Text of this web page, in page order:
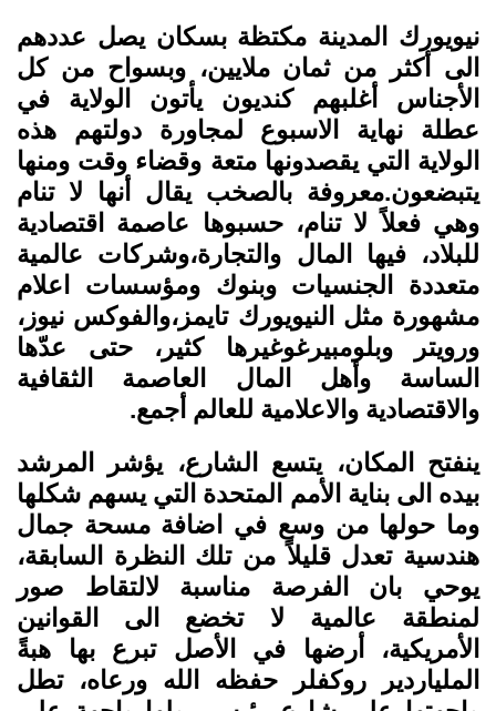
نيويورك المدينة مكتظة بسكان يصل عددهم
الى أكثر من ثمان ملايين، وبسواح من كل
الأجناس أغلبهم كنديون يأتون الولاية في
عطلة نهاية الاسبوع لمجاورة دولتهم هذه
الولاية التي يقصدونها متعة وقضاء وقت ومنها
يتبضعون.معروفة بالصخب يقال أنها لا تنام
وهي فعلاً لا تنام، حسبوها عاصمة اقتصادية
للبلاد، فيها المال والتجارة،وشركات عالمية
متعددة الجنسيات وبنوك ومؤسسات اعلام
مشهورة مثل النيويورك تايمز،والفوكس نيوز،
ورويتر وبلومبيرغوغيرها كثير، حتى عدّها
الساسة وأهل المال العاصمة الثقافية
والاقتصادية والاعلامية للعالم أجمع.
ينفتح المكان، يتسع الشارع، يؤشر المرشد
بيده الى بناية الأمم المتحدة التي يسهم شكلها
وما حولها من وسع في اضافة مسحة جمال
هندسية تعدل قليلاً من تلك النظرة السابقة،
يوحي بان الفرصة مناسبة لالتقاط صور
لمنطقة عالمية لا تخضع الى القوانين
الأمريكية، أرضها في الأصل تبرع بها هبةً
الملياردير روكفلر حفظه الله ورعاه، تطل